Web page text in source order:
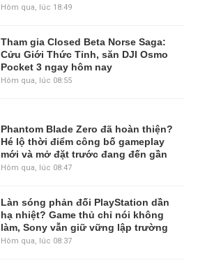
Hôm qua, lúc 18:49
Tham gia Closed Beta Norse Saga:
Cửu Giới Thức Tỉnh, săn DJI Osmo
Pocket 3 ngay hôm nay
Hôm qua, lúc 08:55
Phantom Blade Zero đã hoàn thiện?
Hé lộ thời điểm công bố gameplay
mới và mở đặt trước đang đến gần
Hôm qua, lúc 08:47
Làn sóng phản đối PlayStation dần
hạ nhiệt? Game thủ chỉ nói không
làm, Sony vẫn giữ vững lập trường
Hôm qua, lúc 08:37